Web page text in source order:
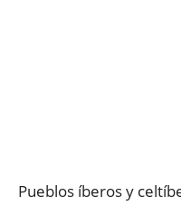
Pueblos íberos y